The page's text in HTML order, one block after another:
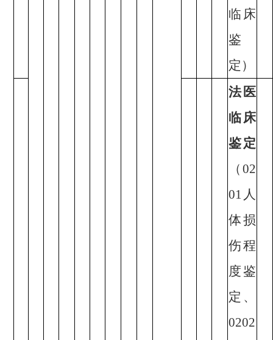
临床
鉴
定）
法医
临床
鉴定
（02
01人
体损
伤程
度鉴
定、
0202